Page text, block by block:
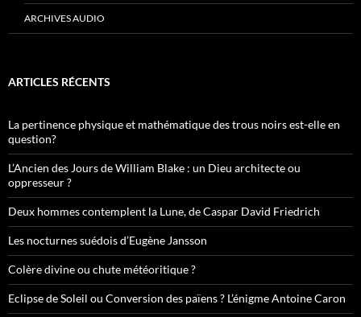
ARCHIVES AUDIO
ARTICLES RÉCENTS
La pertinence physique et mathématique des trous noirs est-elle en
question?
L’Ancien des Jours de William Blake : un Dieu architecte ou
oppresseur ?
Deux hommes contemplent la Lune, de Caspar David Friedrich
Les nocturnes suédois d’Eugène Jansson
Colère divine ou chute météoritique ?
Eclipse de Soleil ou Conversion des païens ? L’énigme Antoine Caron